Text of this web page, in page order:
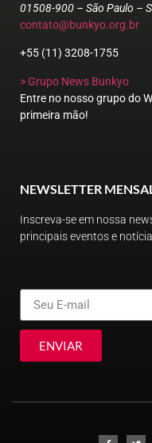
01508-900 – São Paulo –
contato@bunkyo.org.br
+55 (11) 3208-1755
> Grupo News Bunkyo
Entre no nosso grupo do
primeira mão!
NEWSLETTER
Inscreva-se em nossa
principais eventos e
ENVIAR